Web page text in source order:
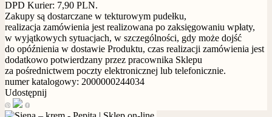
DPD Kurier: 7,90 PLN.
Zakupy są dostarczane w tekturowym pudełku,
realizacja zamówienia jest realizowana po zaksięgowaniu wpłaty,
w wyjątkowych sytuacjach, w szczególności, gdy może dojść
do opóźnienia w dostawie Produktu, czas realizacji zamówienia jest
dodatkowo potwierdzany przez pracownika Sklepu
za pośrednictwem poczty elektronicznej lub telefonicznie.
numer katalogowy: 2000000244034
Udostępnij